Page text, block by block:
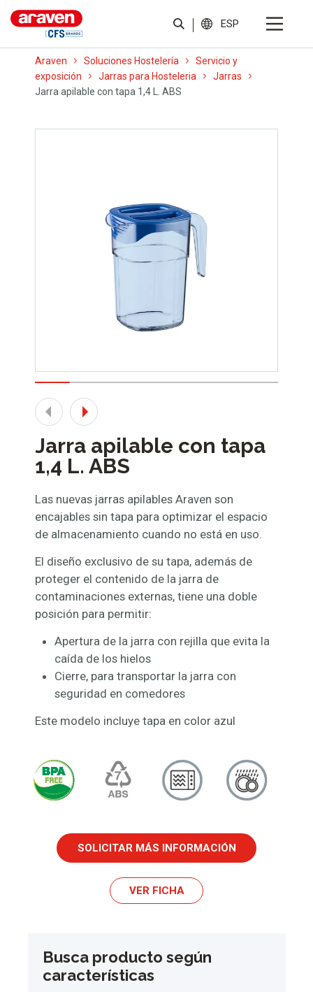
ESP
Araven Soluciones Hostelería
Servicio y
exposición
Jarras para Hosteleria
Jarras
Jarra apilable con tapa 1,4 L. ABS
Jarra apilable con tapa
1,4 L. ABS
Las nuevas jarras apilables Araven son
encajables sin tapa para optimizar el espacio
de almacenamiento cuando no está en uso.
El diseño exclusivo de su tapa, además de
proteger el contenido de la jarra de
contaminaciones externas, tiene una doble
posición para permitir:
Apertura de la jarra con rejilla que evita la
caída de los hielos
Cierre, para transportar la jarra con
seguridad en comedores
Este modelo incluye tapa en color azul
SOLICITAR MÁS INFORMACIÓN
VER FICHA
Busca producto según
características